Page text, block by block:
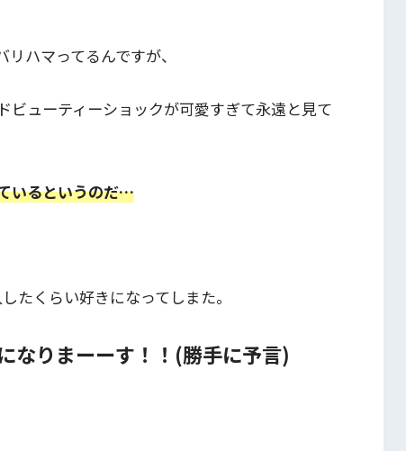
ハマってるんですが、
ビューティーショックが可愛すぎて永遠と見て
いるというのだ…
たくらい好きになってしまた。
なりまーーす！！(勝手に予言)